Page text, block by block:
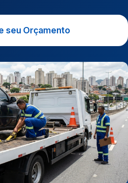
seu Orçamento